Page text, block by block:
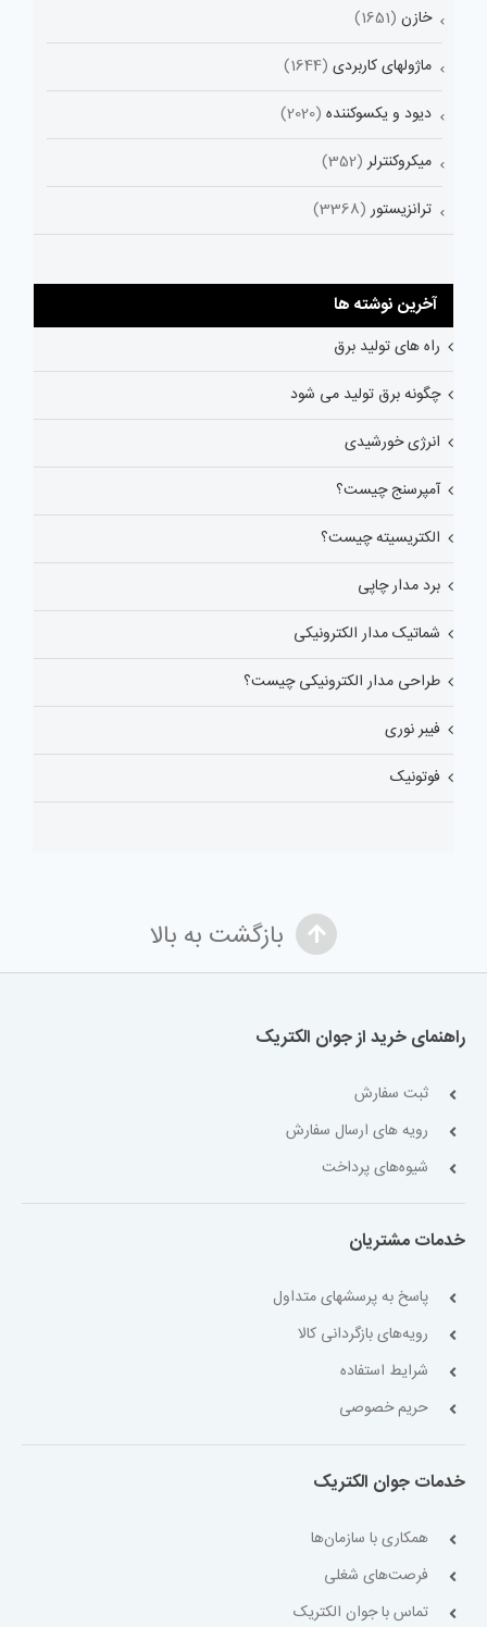
خازن (1651)
ماژولهای کاربردی (1644)
دیود و یکسوکننده (2020)
میکروکنترلر (352)
ترانزیستور (3368)
آخرین نوشته ها
راه های تولید برق
چگونه برق تولید می شود
انرژی خورشیدی
آمپرسنج چیست؟
الکتریسیته چیست؟
برد مدار چاپی
شماتیک مدار الکترونیکی
طراحی مدار الکترونیکی چیست؟
فیبر نوری
فوتونیک
بازگشت به بالا
راهنمای خرید از جوان الکتریک
ثبت سفارش
رویه های ارسال سفارش
شیوه‌های پرداخت
خدمات مشتریان
پاسخ به پرسشهای متداول
رویه‌های بازگردانی کالا
شرایط استفاده
حریم خصوصی
خدمات جوان الکتریک
همکاری با سازمان‌ها
فرصت‌های شغلی
تماس با جوان الکتریک